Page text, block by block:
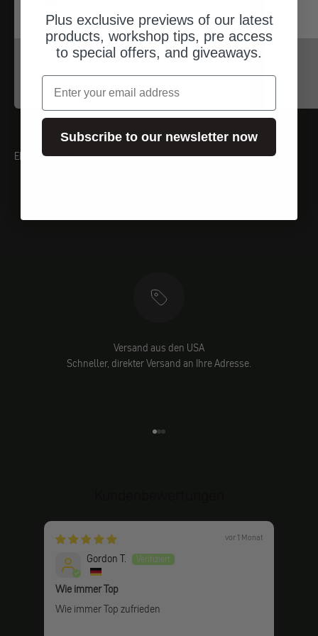
iwiss
Abisolierzange
Angebot
$33.00
EMPFEHLUNGEN
Versand aus den USA
Schneller, direkter Versand an Ihre Adresse.
vor 1 Monat
Gordon T.
Wie immer Top
Wie immer Top zufrieden
Plus exclusive previews of our latest
products, workshop tips, pre access
to special offers, and giveaways.
Email
Subscribe to our newsletter now